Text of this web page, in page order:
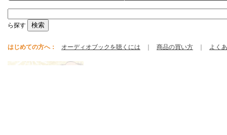
ら探す
はじめての方へ： オーディオブックを聴くには 商品の買い方 よく